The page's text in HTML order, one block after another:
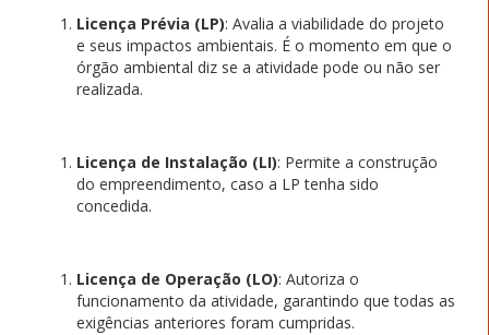
Licença Prévia (LP): Avalia a viabilidade do projeto
e seus impactos ambientais. É o momento em que o
órgão ambiental diz se a atividade pode ou não ser
realizada.
Licença de Instalação (LI): Permite a construção
do empreendimento, caso a LP tenha sido
concedida.
Licença de Operação (LO): Autoriza o
funcionamento da atividade, garantindo que todas as
exigências anteriores foram cumpridas.